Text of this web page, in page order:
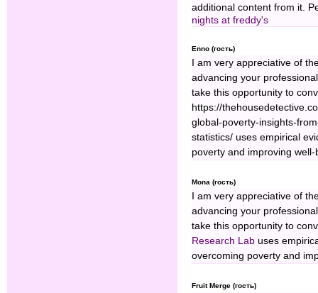
additional content from it.
nights at freddy's
Enno (гость)
I am very appreciative of
advancing your
take this opportunity to
https://
global-poverty-insights-
statistics/ uses empirical
poverty and improving
Mona (гость)
I am very appreciative of
advancing your
take this opportunity to
Research Lab uses
overcoming poverty and
Fruit Merge (гость)